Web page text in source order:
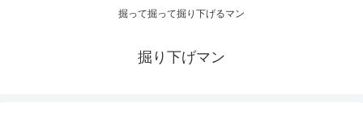
掘って掘って掘り下げるマン
掘り下げマン